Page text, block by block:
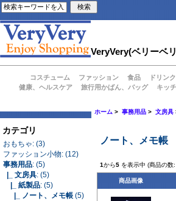
VeryVery(ベリーベ
コスチューム ファッション 食品 ドリンク
健康、ヘルスケア
旅行用かばん、バッグ キッ
カテゴリ
おもちゃ: (3)
ファッション小物: (12)
事務用品: (5)
|_ 文房具: (5)
|_ 紙製品: (5)
|_ ノート、メモ帳 (5)
ホーム >事務用品 >文房具
ノート、メモ帳
1から5を表示中 (商品の数:
商品画像